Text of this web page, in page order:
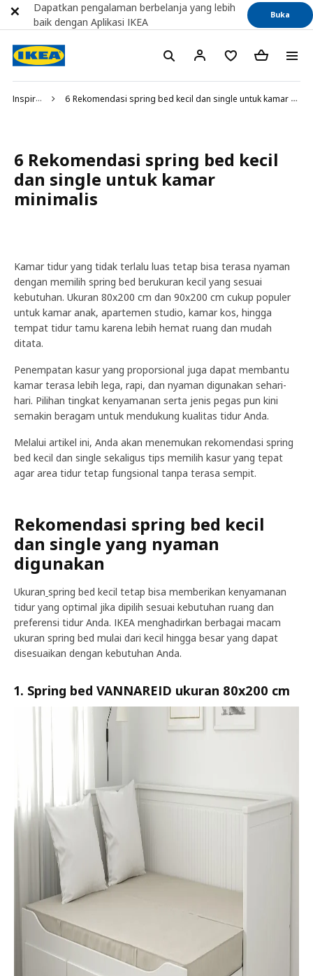
Inspirasi 6 Rekomendasi spring bed kecil dan single untuk kamar minimalis
6 Rekomendasi spring bed kecil
dan single untuk kamar
minimalis
Kamar tidur yang tidak terlalu luas tetap bisa terasa nyaman
dengan memilih spring bed berukuran kecil yang sesuai
kebutuhan. Ukuran 80x200 cm dan 90x200 cm cukup populer
untuk kamar anak, apartemen studio, kamar kos, hingga
tempat tidur tamu karena lebih hemat ruang dan mudah
ditata.
Penempatan kasur yang proporsional juga dapat membantu
kamar terasa lebih lega, rapi, dan nyaman digunakan sehari-
hari. Pilihan tingkat kenyamanan serta jenis pegas pun kini
semakin beragam untuk mendukung kualitas tidur Anda.
Melalui artikel ini, Anda akan menemukan rekomendasi spring
bed kecil dan single sekaligus tips memilih kasur yang tepat
agar area tidur tetap fungsional tanpa terasa sempit.
Rekomendasi spring bed kecil
dan single yang nyaman
digunakan
Ukuran spring bed kecil tetap bisa memberikan kenyamanan
tidur yang optimal jika dipilih sesuai kebutuhan ruang dan
preferensi tidur Anda. IKEA menghadirkan berbagai macam
ukuran spring bed mulai dari kecil hingga besar yang dapat
disesuaikan dengan kebutuhan Anda.
1. Spring bed VANNAREID ukuran 80x200 cm
Dapatkan pengalaman berbelanja yang lebih
baik dengan Aplikasi IKEA
Buka